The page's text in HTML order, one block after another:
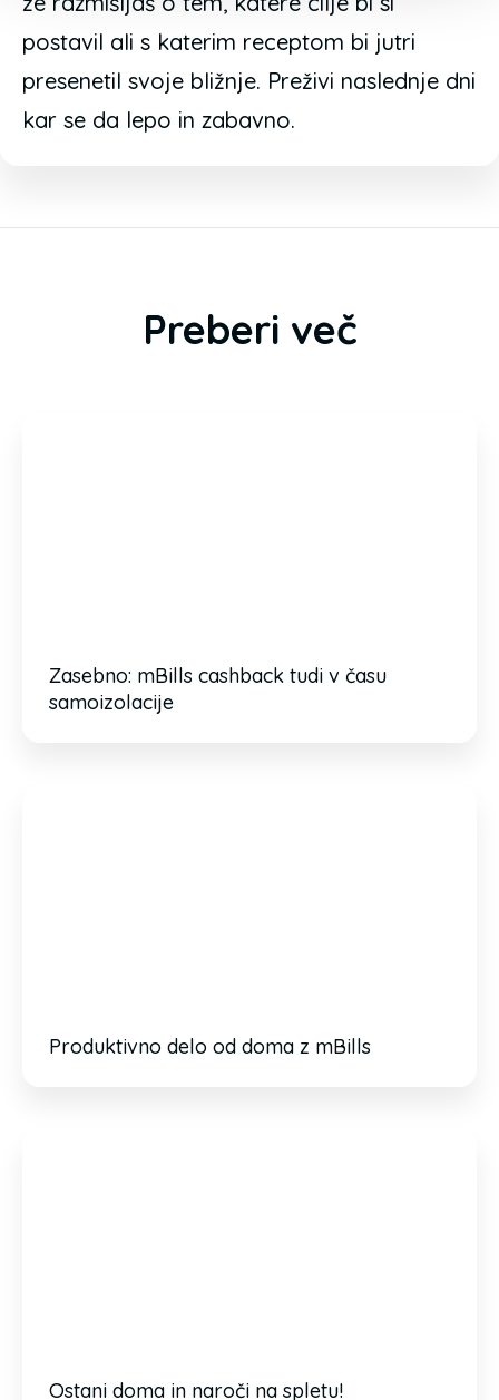
postavil ali s katerim receptom bi jutri
presenetil svoje bližnje. Preživi naslednje dni
kar se da lepo in zabavno.
Preberi več
Zasebno: mBills cashback tudi v času
samoizolacije
Produktivno delo od doma z mBills
Ostani doma in naroči na spletu!